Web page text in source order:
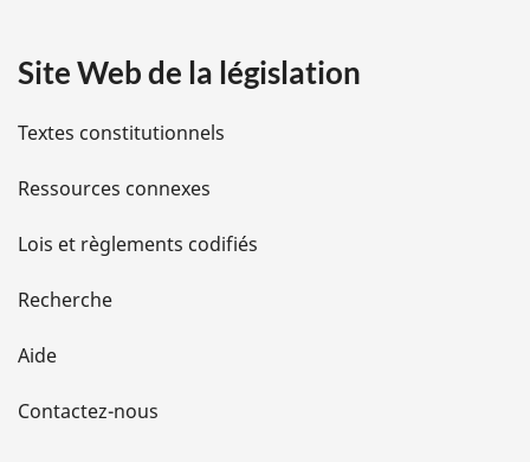
i
l
s
d
e
l
Site Web de la législation
Textes constitutionnels
Ressources connexes
Lois et règlements codifiés
Recherche
Aide
Contactez-nous